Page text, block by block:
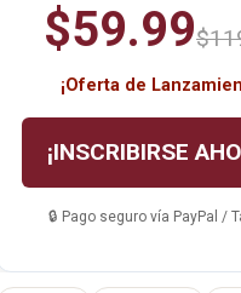
$59.99
¡Oferta de
¡INSCRIBIRSE
🔒 Pago seguro vía PayPal /